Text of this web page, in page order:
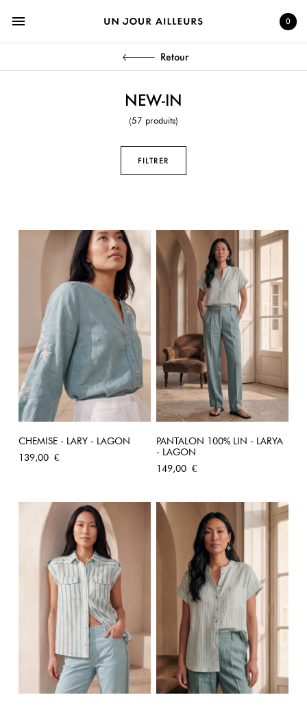
menu 0
Retour
NEW-IN
(57 produits)
FILTRER
CHEMISE - LARY - LAGON
Prix
139,00 €
PANTALON 100% LIN - LARYA
- LAGON
Prix
149,00 €